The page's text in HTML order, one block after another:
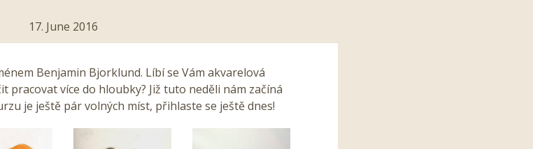
17. June 2016
Benjamin Bjorklund. Líbí se Vám akvarelová
pracovat více do hloubky? Již tuto neděli nám začíná
je ještě pár volných míst, přihlaste se ještě dnes!